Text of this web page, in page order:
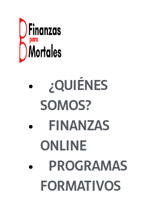
contenido
¿QUIÉNES
SOMOS?
FINANZAS
ONLINE
PROGRAMAS
FORMATIVOS